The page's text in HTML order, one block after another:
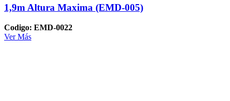
1,9m Altura Maxima (EMD-005)
Codigo: EMD-0022
Ver Más